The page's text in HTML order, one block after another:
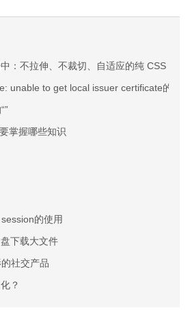
：不拉伸、不裁切、自适应的纯 CSS 方案
unable to get local issuer certificate的解
掌握哪些知识
的使用
下载大文件
社交产品
？